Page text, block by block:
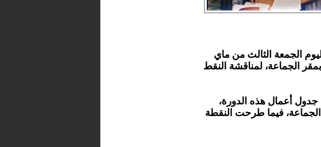
الجمعة الثالث من ماي
أشغال دورته العادية لشهر ماي 2024، بمقر الجماعة، لمناقشة النقط
أعمال هذه الدورة،
فيما طرحت النقطة